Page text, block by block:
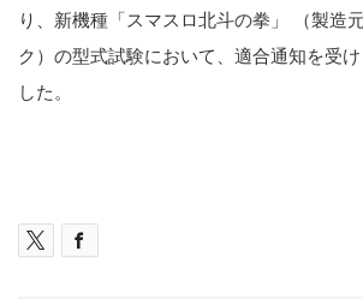
り、新機種「スマスロ北斗の拳」 （製造
ク）の型式試験において、適合通知を受
した。